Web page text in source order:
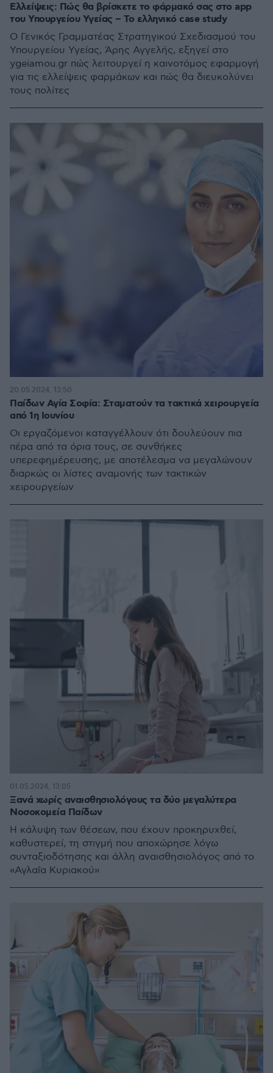
Ελλείψεις: Πώς θα βρίσκετε το φάρμακό σας στο app
του Υπουργείου Υγείας – Το ελληνικό case study
Ο Γενικός Γραμματέας Στρατηγικού Σχεδιασμού του
Υπουργείου Υγείας, Άρης Αγγελής, εξηγεί στο
ygeiamou.gr πώς λειτουργεί η καινοτόμος εφαρμογή
για τις ελλείψεις φαρμάκων και πώς θα διευκολύνει
τους πολίτες
Παίδων Αγία Σοφία: Σταματούν τα τακτικά χειρουργεία
από 1η Ιουνίου
Οι εργαζόμενοι καταγγέλλουν ότι δουλεύουν πια
πέρα από τα όρια τους, σε συνθήκες
υπερεφημέρευσης, με αποτέλεσμα να μεγαλώνουν
διαρκώς οι λίστες αναμονής των τακτικών
χειρουργείων
20.05.2024, 13:50
Ξανά χωρίς αναισθησιολόγους τα δύο μεγαλύτερα
Νοσοκομεία Παίδων
Η κάλυψη των θέσεων, που έχουν προκηρυχθεί,
καθυστερεί, τη στιγμή που αποχώρησε λόγω
συνταξιοδότησης και άλλη αναισθησιολόγος από το
«Αγλαΐα Κυριακού»
01.05.2024, 13:05